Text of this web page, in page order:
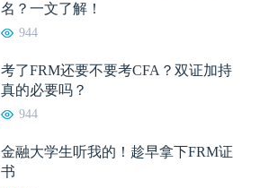
名？一文了解！
944
考了FRM还要不要考CFA？双证加持
真的必要吗？
944
金融大学生听我的！趁早拿下FRM证
书